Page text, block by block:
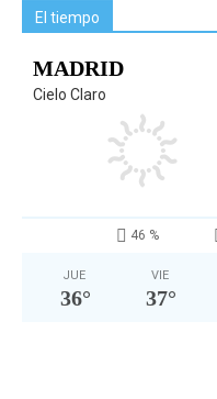
El tiempo
MADRID
Cielo Claro
46 %
JUE
36°
VIE
37°